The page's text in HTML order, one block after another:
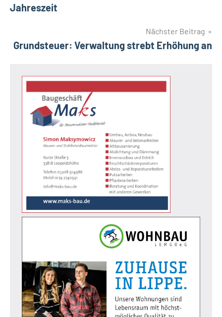
Jahreszeit
Nächster Beitrag
Grundsteuer: Verwaltung strebt Erhöhung an